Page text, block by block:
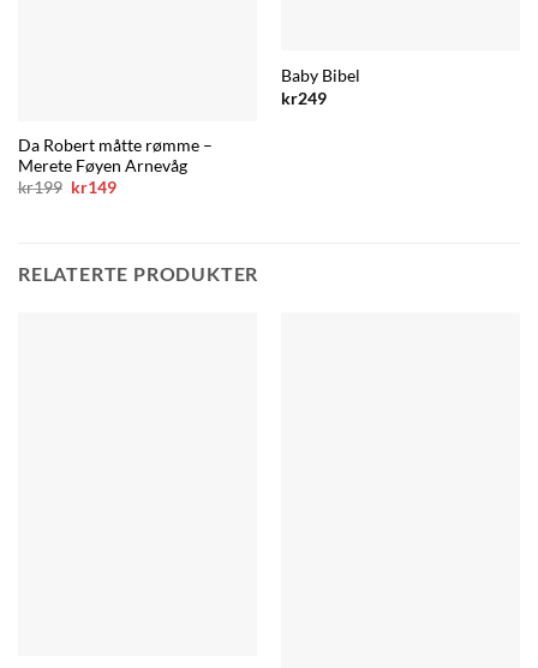
Da Robert måtte rømme –
Merete Føyen Arnevåg
kr199 Opprinnelig
kr149Nåværende
Baby Bibel
kr249
RELATERTE PRODUKTER